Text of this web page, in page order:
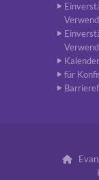
Kalender
für
